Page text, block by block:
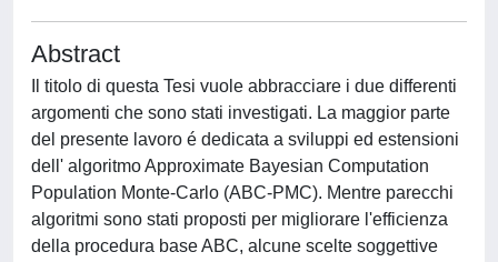
Abstract
Il titolo di questa Tesi vuole abbracciare i due differenti
argomenti che sono stati investigati. La maggior parte
del presente lavoro é dedicata a sviluppi ed estensioni
dell' algoritmo Approximate Bayesian Computation
Population Monte-Carlo (ABC-PMC). Mentre parecchi
algoritmi sono stati proposti per migliorare l'efficienza
della procedura base ABC, alcune scelte soggettive